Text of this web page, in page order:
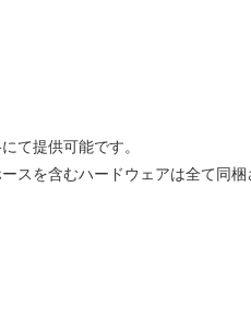
て提供可能です。
スを含むハードウェアは全て同梱